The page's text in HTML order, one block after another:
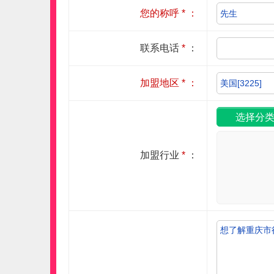
您的称呼 * ：
联系电话 * ：
加盟地区 * ：
加盟行业 * ：